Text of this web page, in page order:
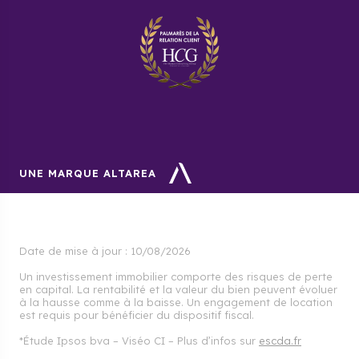
UNE MARQUE ALTAREA
Date de mise à jour : 10/08/2026
Un investissement immobilier comporte des risques de perte
en capital. La rentabilité et la valeur du bien peuvent évoluer
à la hausse comme à la baisse. Un engagement de location
est requis pour bénéficier du dispositif fiscal.
*Étude Ipsos bva – Viséo CI – Plus d’infos sur escda.fr